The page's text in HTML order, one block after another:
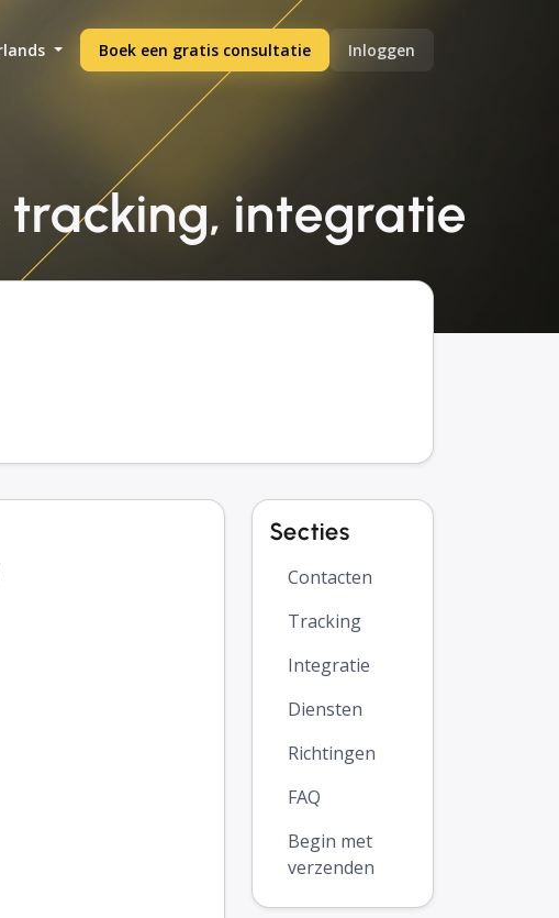
Boek een gratis consultatie Inloggen
tracking, integratie
Secties
Contacten
Tracking
Integratie
Diensten
Richtingen
FAQ
Begin met
verzenden